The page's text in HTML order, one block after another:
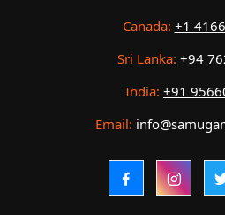
Canada: +1
Sri Lanka: +94
India: +91
Email: